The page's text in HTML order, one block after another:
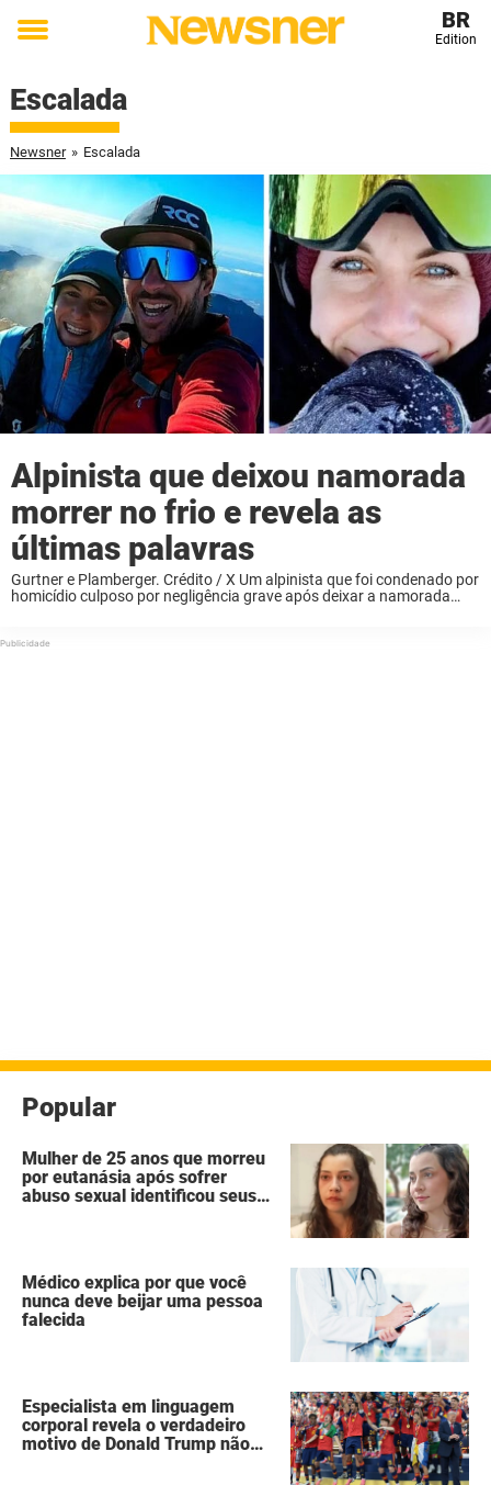
Toggle
BR
Edition
Escalada
Newsner » Escalada
Alpinista que deixou namorada
morrer no frio e revela as
últimas palavras
Gurtner e Plamberger. Crédito / X Um alpinista que foi condenado por
homicídio culposo por negligência grave após deixar a namorada
Popular
Mulher de 25 anos que morreu
por eutanásia após sofrer
abuso sexual identificou seus
Médico explica por que você
nunca deve beijar uma pessoa
falecida
Especialista em linguagem
corporal revela o verdadeiro
motivo de Donald Trump não